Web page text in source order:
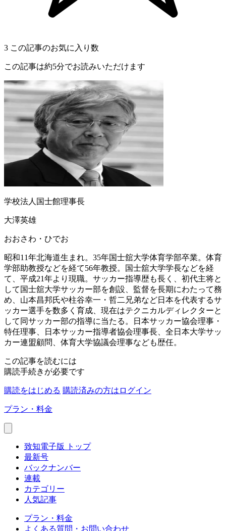
3 この記事のお気に入り数
この記事は約5分でお読みいただけます
学校法人国士館理事長
大澤英雄
おおさわ・ひでお
昭和11年北海道生まれ。35年国士舘大学体育学部卒業。体育
学部助教授などを経て56年教授。国士舘大学学長などを経
て、平成21年より現職。サッカー指導歴も長く、初代主将と
して国士舘大学サッカー部を創設、監督を長期にわたって務
め、山本昌邦氏や柱谷幸一・哲二兄弟など日本を代表するサ
ッカー選手を数多く育成、現在はテクニカルディレクターと
して同サッカー部の指導に当たる。日本サッカー協会理事・
特任理事、日本サッカー指導者協会理事長、全日本大学サッ
カー連盟顧問、体育大学協議会理事なども歴任。
この記事を読むには
購読手続きが必要です
購読をはじめる 購読済みの方はログイン
プラン・料金
致知電子版 トップ
最新号
バックナンバー
連載
カテゴリー
人気記事
プラン・料金
よくある質問・お問い合わせ